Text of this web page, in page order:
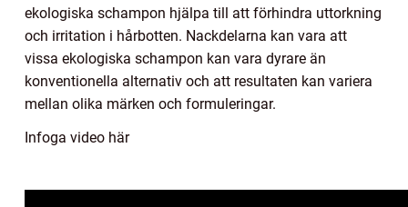
ekologiska schampon hjälpa till att förhindra uttorkning
och irritation i hårbotten. Nackdelarna kan vara att
vissa ekologiska schampon kan vara dyrare än
konventionella alternativ och att resultaten kan variera
mellan olika märken och formuleringar.
Infoga video här